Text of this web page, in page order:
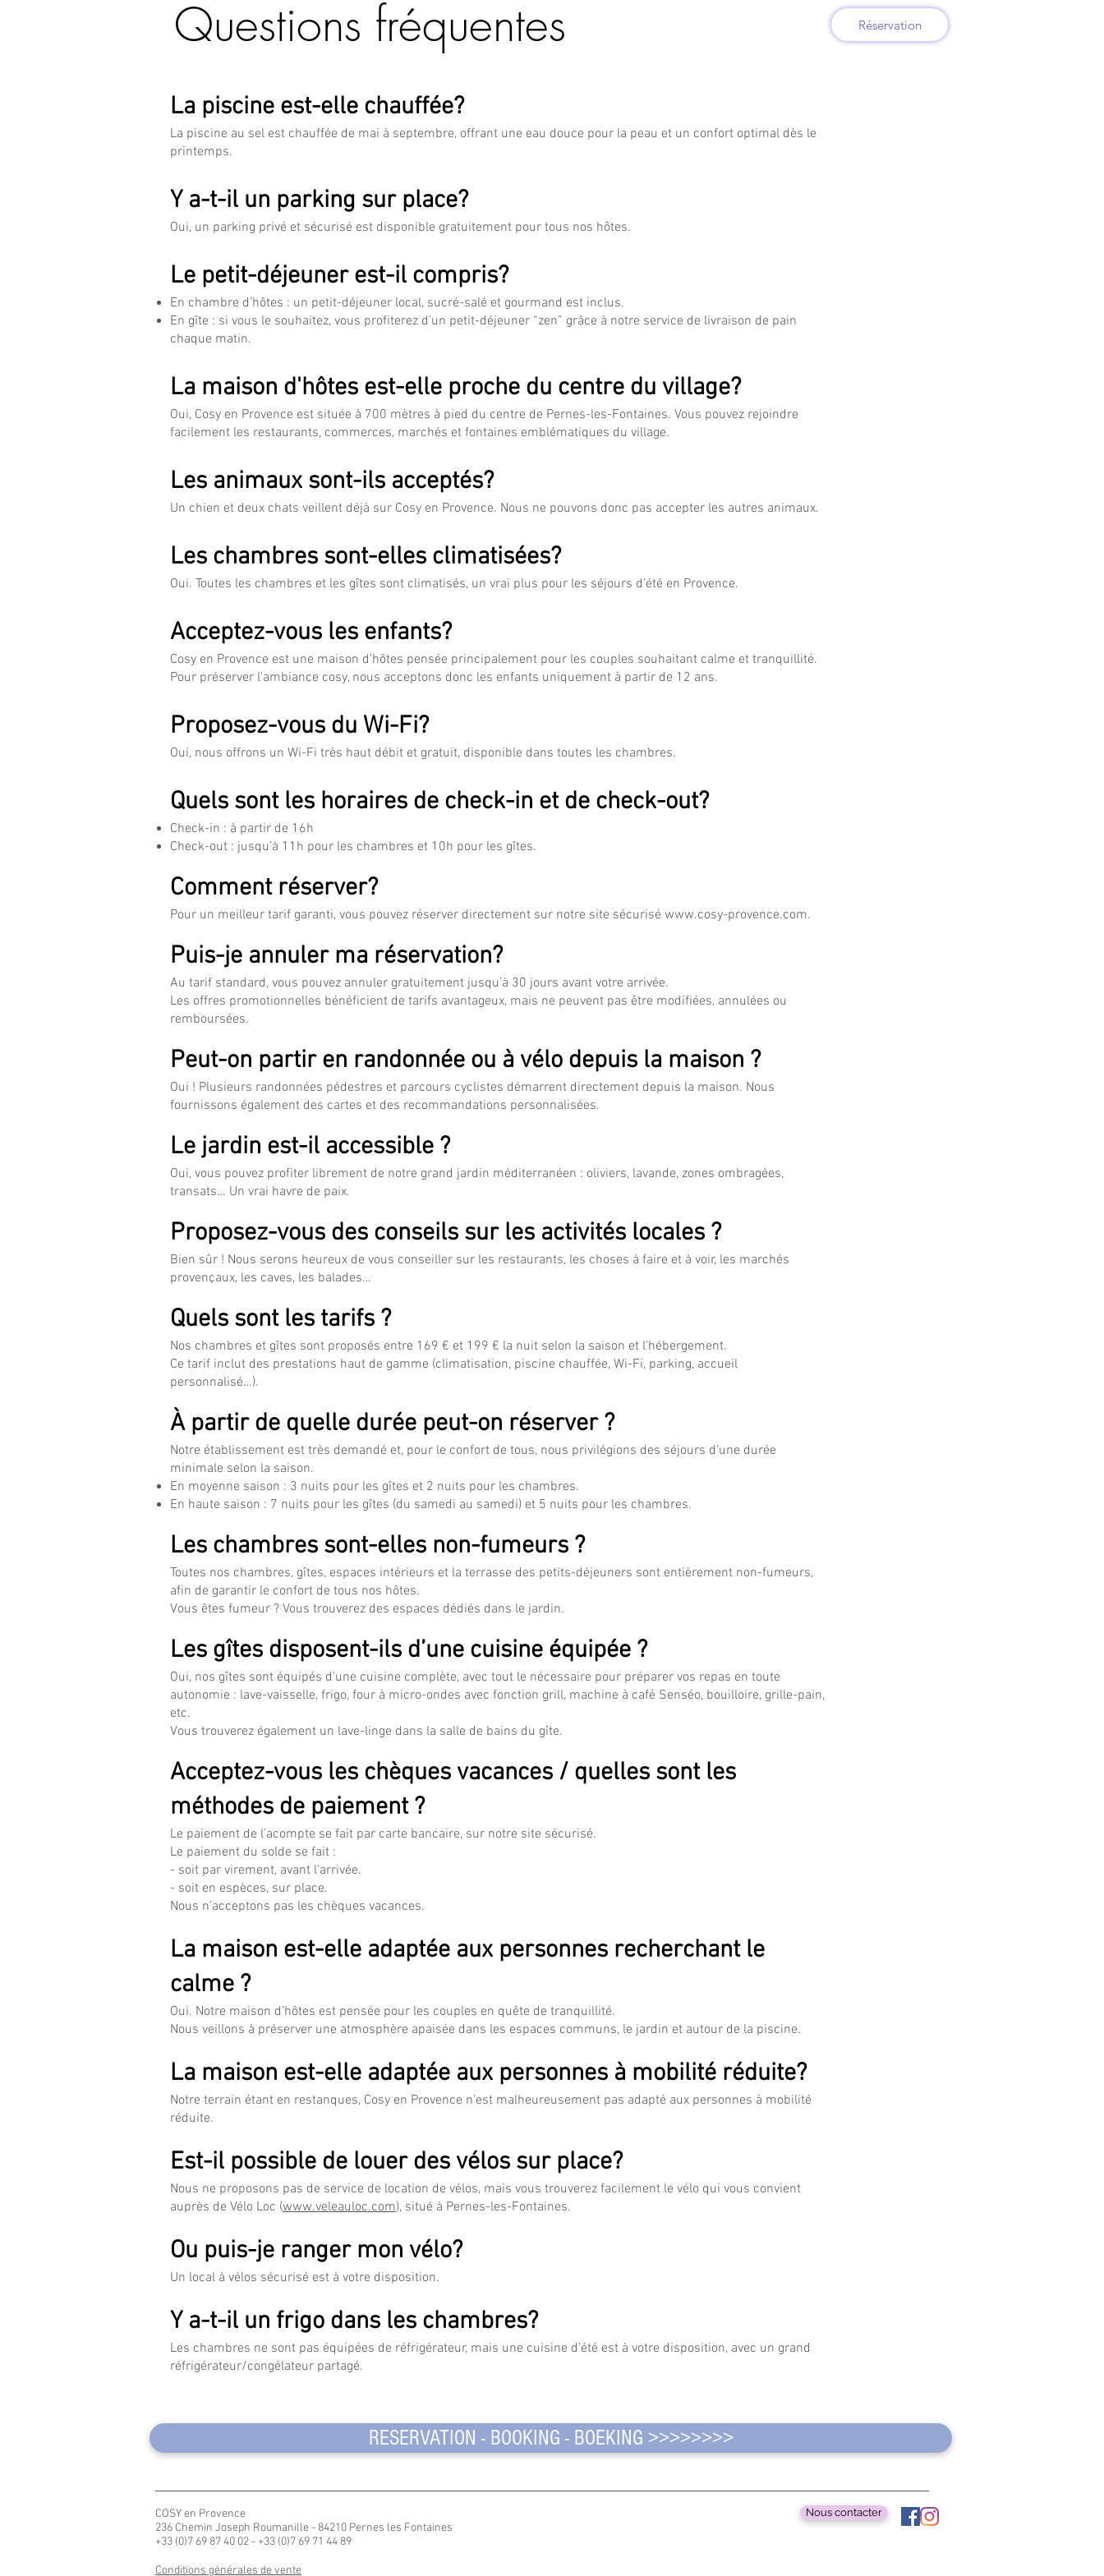
Questions fréquentes Réservation
La piscine est-elle chauffée?
La piscine au sel est chauffée de mai à septembre, offrant une eau douce pour la peau et un confort optimal dès le
printemps.
Y a-t-il un parking sur place?
Oui, un parking privé et sécurisé est disponible gratuitement pour tous nos hôtes.
Le petit-déjeuner est-il compris?
En chambre d’hôtes : un petit-déjeuner local, sucré-salé et gourmand est inclus.
En gîte : si vous le souhaitez, vous profiterez d’un petit-déjeuner “zen” grâce à notre service de livraison de pain
chaque matin.
La maison d'hôtes est-elle proche du centre du village?
Oui, Cosy en Provence est située à 700 mètres à pied du centre de Pernes-les-Fontaines. Vous pouvez rejoindre
facilement les restaurants, commerces, marchés et fontaines emblématiques du village.
Les animaux sont-ils acceptés?
Un chien et deux chats veillent déjà sur Cosy en Provence. Nous ne pouvons donc pas accepter les autres animaux.
Les chambres sont-elles climatisées?
Oui. Toutes les chambres et les gîtes sont climatisés, un vrai plus pour les séjours d’été en Provence.
Acceptez-vous les enfants?
Cosy en Provence est une maison d’hôtes pensée principalement pour les couples souhaitant calme et tranquillité.
Pour préserver l'ambiance cosy, nous acceptons donc les enfants uniquement à partir de 12 ans.
Proposez-vous du Wi-Fi?
Oui, nous offrons un Wi-Fi très haut débit et gratuit, disponible dans toutes les chambres.
Quels sont les horaires de check-in et de check-out?
Check-in : à partir de 16h
Check-out : jusqu’à 11h pour les chambres et 10h pour les gîtes.
Comment réserver?
Pour un meilleur tarif garanti, vous pouvez réserver directement sur notre site sécurisé www.cosy-provence.com.​
Puis-je annuler ma réservation?
Au tarif standard, vous pouvez annuler gratuitement jusqu’à 30 jours avant votre arrivée.
Les offres promotionnelles bénéficient de tarifs avantageux, mais ne peuvent pas être modifiées, annulées ou
remboursées.
Peut-on partir en randonnée ou à vélo depuis la maison ?
Oui ! Plusieurs randonnées pédestres et parcours cyclistes démarrent directement depuis la maison. Nous
fournissons également des cartes et des recommandations personnalisées.
Le jardin est-il accessible ?
Oui, vous pouvez profiter librement de notre grand jardin méditerranéen : oliviers, lavande, zones ombragées,
transats… Un vrai havre de paix.
Proposez-vous des conseils sur les activités locales ?
Bien sûr ! Nous serons heureux de vous conseiller sur les restaurants, les choses à faire et à voir, les marchés
provençaux, les caves, les balades…
Quels sont les tarifs ?
Nos chambres et gîtes sont proposés entre 169 € et 199 € la nuit selon la saison et l’hébergement.
Ce tarif inclut des prestations haut de gamme (climatisation, piscine chauffée, Wi-Fi, parking, accueil
personnalisé…).
À partir de quelle durée peut-on réserver ?
Notre établissement est très demandé et, pour le confort de tous, nous privilégions des séjours d’une durée
minimale selon la saison.
En moyenne saison : 3 nuits pour les gîtes et 2 nuits pour les chambres.
En haute saison : 7 nuits pour les gîtes (du samedi au samedi) et 5 nuits pour les chambres.
Les chambres sont-elles non-fumeurs ?
Toutes nos chambres, gîtes, espaces intérieurs et la terrasse des petits-déjeuners sont entièrement non-fumeurs,
afin de garantir le confort de tous nos hôtes.
Vous êtes fumeur ? Vous trouverez des espaces dédiés dans le jardin.
Les gîtes disposent-ils d’une cuisine équipée ?
Oui, nos gîtes sont équipés d'une cuisine complète, avec tout le nécessaire pour préparer vos repas en toute
autonomie : lave-vaisselle, frigo, four à micro-ondes avec fonction grill, machine à café Senséo, bouilloire, grille-pain,
etc.
Vous trouverez également un lave-linge dans la salle de bains du gîte.
Acceptez-vous les chèques vacances / quelles sont les
méthodes de paiement ?
Le paiement de l'acompte se fait par carte bancaire, sur notre site sécurisé.
Le paiement du solde se fait :
- soit par virement, avant l'arrivée.
- soit en espèces, sur place.
Nous n’acceptons pas les chèques vacances.
La maison est-elle adaptée aux personnes recherchant le
calme ?
Oui. Notre maison d’hôtes est pensée pour les couples en quête de tranquillité.
Nous veillons à préserver une atmosphère apaisée dans les espaces communs, le jardin et autour de la piscine.
La maison est-elle adaptée aux personnes à mobilité réduite?
Notre terrain étant en restanques, Cosy en Provence n’est malheureusement pas adapté aux personnes à mobilité
réduite.
Est-il possible de louer des vélos sur place?
Nous ne proposons pas de service de location de vélos, mais vous trouverez facilement le vélo qui vous convient
auprès de Vélo Loc (www.veleauloc.com), situé à Pernes-les-Fontaines.
Ou puis-je ranger mon vélo?
Un local à vélos sécurisé est à votre disposition.
Y a-t-il un frigo dans les chambres?
Les chambres ne sont pas équipées de réfrigérateur, mais une cuisine d’été est à votre disposition, avec un grand
réfrigérateur/congélateur partagé.
RESERVATION - BOOKING - BOEKING >>>>>>>>
COSY en Provence
236 Chemin Joseph Roumanille - 84210 Pernes les Fontaines
+33 (0)7 69 87 40 02 - +33 (0)7 69 71 44 89
Conditions générales de vente
Nous contacter